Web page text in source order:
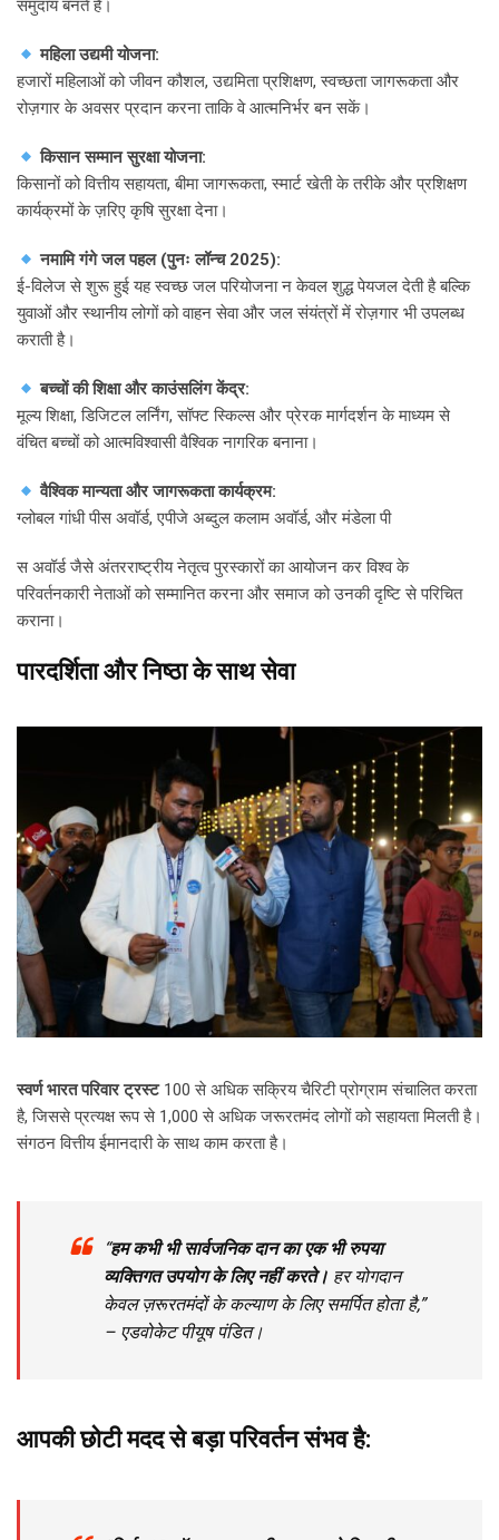
समुदाय बनते हैं।
महिला उद्यमी योजना:
हजारों महिलाओं को जीवन कौशल, उद्यमिता प्रशिक्षण, स्वच्छता जागरूकता और
रोज़गार के अवसर प्रदान करना ताकि वे आत्मनिर्भर बन सकें।
किसान सम्मान सुरक्षा योजना:
किसानों को वित्तीय सहायता, बीमा जागरूकता, स्मार्ट खेती के तरीके और प्रशिक्षण
कार्यक्रमों के ज़रिए कृषि सुरक्षा देना।
नमामि गंगे जल पहल (पुनः लॉन्च 2025):
ई-विलेज से शुरू हुई यह स्वच्छ जल परियोजना न केवल शुद्ध पेयजल देती है बल्कि
युवाओं और स्थानीय लोगों को वाहन सेवा और जल संयंत्रों में रोज़गार भी उपलब्ध
कराती है।
बच्चों की शिक्षा और काउंसलिंग केंद्र:
मूल्य शिक्षा, डिजिटल लर्निंग, सॉफ्ट स्किल्स और प्रेरक मार्गदर्शन के माध्यम से
वंचित बच्चों को आत्मविश्वासी वैश्विक नागरिक बनाना।
वैश्विक मान्यता और जागरूकता कार्यक्रम:
ग्लोबल गांधी पीस अवॉर्ड, एपीजे अब्दुल कलाम अवॉर्ड, और मंडेला पी
स अवॉर्ड जैसे अंतरराष्ट्रीय नेतृत्व पुरस्कारों का आयोजन कर विश्व के
परिवर्तनकारी नेताओं को सम्मानित करना और समाज को उनकी दृष्टि से परिचित
कराना।
पारदर्शिता और निष्ठा के साथ सेवा
स्वर्ण भारत परिवार ट्रस्ट100 से अधिक सक्रिय चैरिटी प्रोग्राम संचालित करता
है, जिससे प्रत्यक्ष रूप से 1,000 से अधिक जरूरतमंद लोगों को सहायता मिलती है।
संगठन वित्तीय ईमानदारी के साथ काम करता है।
“हम कभी भी सार्वजनिक दान का एक भी रुपया
व्यक्तिगत उपयोग के लिए नहीं करते। हर योगदान
केवल ज़रूरतमंदों के कल्याण के लिए समर्पित होता है,”
– एडवोकेट पीयूष पंडित।
आपकी छोटी मदद से बड़ा परिवर्तन संभव है: